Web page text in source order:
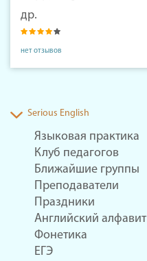
др.
нет отзывов
Serious English
Языковая практика
Клуб педагогов
Ближайшие группы
Преподаватели
Праздники
Английский алфавит
Фонетика
ЕГЭ